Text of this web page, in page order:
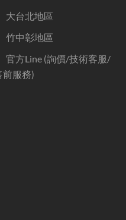
大台北地區
竹中彰地區
官方Line (詢價/技術客服/
前服務)